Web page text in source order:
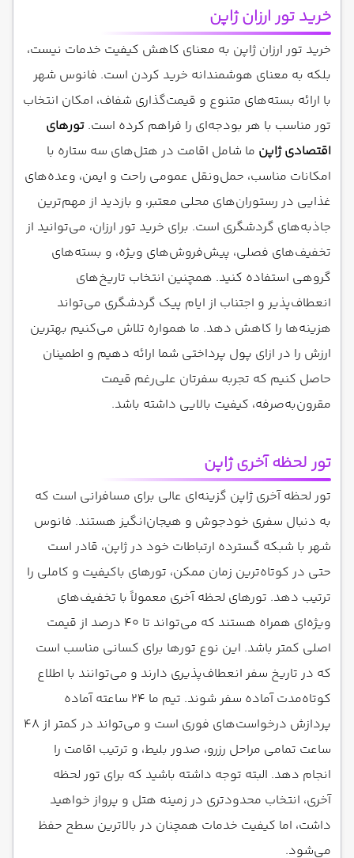
خرید تور ارزان ژاپن
خرید تور ارزان ژاپن به معنای کاهش کیفیت خدمات نیست،
بلکه به معنای هوشمندانه خرید کردن است. فانوس شهر
با ارائه بسته‌های متنوع و قیمت‌گذاری شفاف، امکان انتخاب
تور مناسب با هر بودجه‌ای را فراهم کرده است. تورهای
اقتصادی ژاپن ما شامل اقامت در هتل‌های سه ستاره با
امکانات مناسب، حمل‌ونقل عمومی راحت و ایمن، وعده‌های
غذایی در رستوران‌های محلی معتبر، و بازدید از مهم‌ترین
جاذبه‌های گردشگری است. برای خرید تور ارزان، می‌توانید از
تخفیف‌های فصلی، پیش‌فروش‌های ویژه، و بسته‌های
گروهی استفاده کنید. همچنین انتخاب تاریخ‌های
انعطاف‌پذیر و اجتناب از ایام پیک گردشگری می‌تواند
هزینه‌ها را کاهش دهد. ما همواره تلاش می‌کنیم بهترین
ارزش را در ازای پول پرداختی شما ارائه دهیم و اطمینان
حاصل کنیم که تجربه سفرتان علی‌رغم قیمت
مقرون‌به‌صرفه، کیفیت بالایی داشته باشد.
تور لحظه آخری ژاپن
تور لحظه آخری ژاپن گزینه‌ای عالی برای مسافرانی است که
به دنبال سفری خودجوش و هیجان‌انگیز هستند. فانوس
شهر با شبکه گسترده ارتباطات خود در ژاپن، قادر است
حتی در کوتاه‌ترین زمان ممکن، تورهای باکیفیت و کاملی را
ترتیب دهد. تورهای لحظه آخری معمولاً با تخفیف‌های
ویژه‌ای همراه هستند که می‌تواند تا ۴۰ درصد از قیمت
اصلی کمتر باشد. این نوع تورها برای کسانی مناسب است
که در تاریخ سفر انعطاف‌پذیری دارند و می‌توانند با اطلاع
کوتاه‌مدت آماده سفر شوند. تیم ما ۲۴ ساعته آماده
پردازش درخواست‌های فوری است و می‌تواند در کمتر از ۴۸
ساعت تمامی مراحل رزرو، صدور بلیط، و ترتیب اقامت را
انجام دهد. البته توجه داشته باشید که برای تور لحظه
آخری، انتخاب محدودتری در زمینه هتل و پرواز خواهید
داشت، اما کیفیت خدمات همچنان در بالاترین سطح حفظ
می‌شود.